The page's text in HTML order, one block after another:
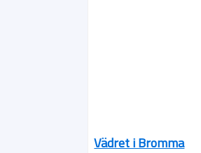
Vädret i Bromma